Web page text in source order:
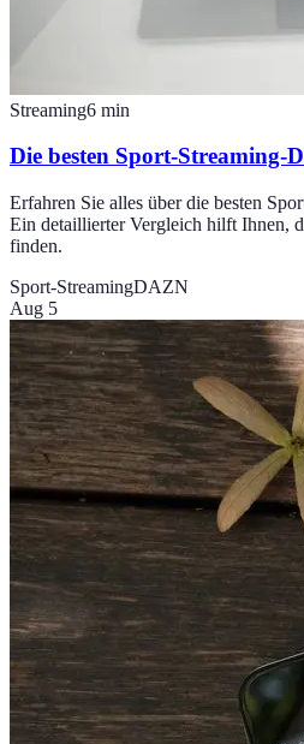
Streaming6 min
Die besten Sport-Streaming-
Erfahren Sie alles über die besten
Ein detaillierter Vergleich hilft Ihnen,
finden.
Sport-StreamingDAZN
Aug 5